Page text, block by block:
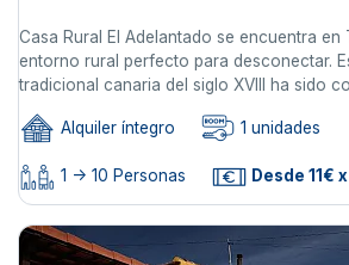
Casa Rural El Adelantado se encuentra en
entorno rural perfecto para desconectar.
tradicional canaria del siglo XVIII ha sido
Alquiler íntegro 1 unidades
1 -> 10 Personas Desde 11€